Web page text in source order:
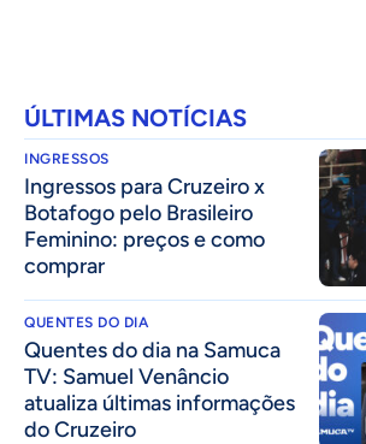
ÚLTIMAS NOTÍCIAS
INGRESSOS
Ingressos para Cruzeiro x
Botafogo pelo Brasileiro
Feminino: preços e como
comprar
QUENTES DO DIA
Quentes do dia na Samuca
TV: Samuel Venâncio
atualiza últimas informações
do Cruzeiro